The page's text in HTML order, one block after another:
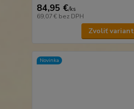
84,95 €/ks
69,07 € bez DPH
Zvoliť variant
Novinka